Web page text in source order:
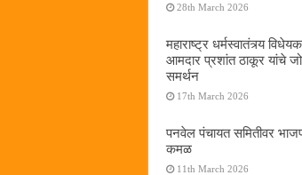
28th March 2026
महाराष्ट्र धर्मस्वातंत्र्य
आमदार प्रशांत ठाकूर यांचे
समर्थन
17th March 2026
पनवेल पंचायत समितीवर
कमळ
11th March 2026